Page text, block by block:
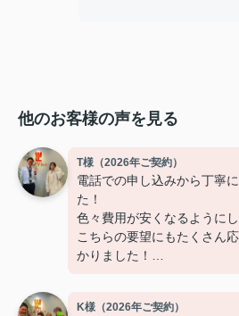
他のお客様の声を見る
T様（2026年ご契約）
電話での申し込みから丁寧
た！
色々費用が安くなるようにし
こちらの要望にもたくさん
かりました！
K様（2026年ご契約）